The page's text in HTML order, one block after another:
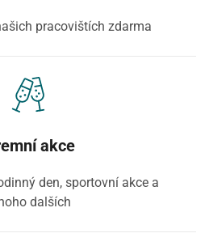
pracovištích zdarma
akce
den, sportovní akce a
dalších